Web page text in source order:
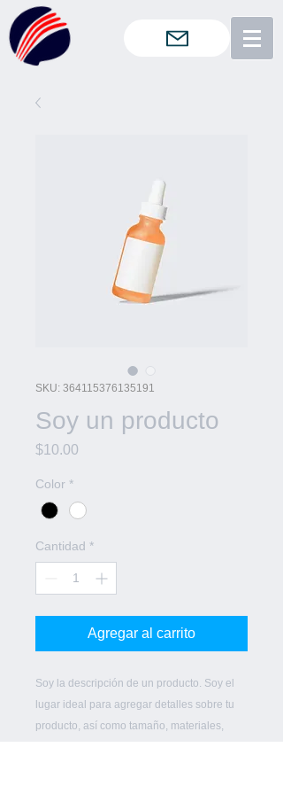
SKU: 364115376135191
Soy un producto
$10.00
Color *
Cantidad *
Agregar al carrito
Soy la descripción de un producto. Soy el
lugar ideal para agregar detalles sobre tu
producto, así como tamaño, materiales,